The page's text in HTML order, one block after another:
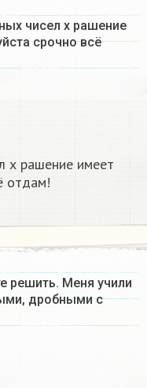
чисел х рашение
срочно всё
х рашение имеет
отдам!
решить. Меня учили
дробными с